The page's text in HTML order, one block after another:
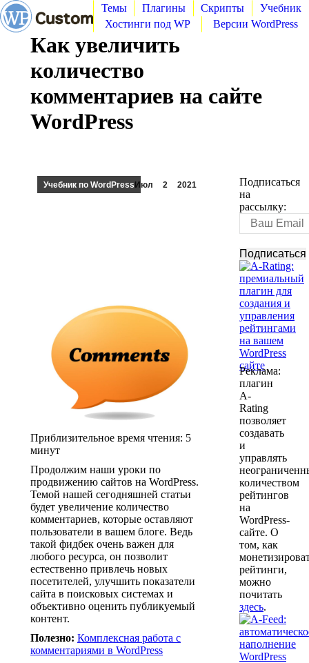
Темы Плагины Скрипты
Учебник
Хостинги под WP
Версии WordPress
Как увеличить
количество
комментариев на сайте
WordPress
Июл 2 2021
Учебник по WordPress
Приблизительное время чтения: 5
минут
Продолжим наши уроки по
продвижению сайтов на WordPress.
Темой нашей сегодняшней статьи
будет увеличение количество
комментариев, которые оставляют
пользователи в вашем блоге. Ведь
такой фидбек очень важен для
любого ресурса, он позволит
естественно привлечь новых
посетителей, улучшить показатели
сайта в поисковых системах и
объективно оценить публикуемый
контент.
Полезно: Комплексная работа с
комментариями в WordPress
Подписаться
на
рассылку:
Реклама:
плагин
A-
Rating
позволяет
создавать
и
управлять
количеством
рейтингов
на
WordPress-
сайте. О
том, как
рейтинги,
можно
почитать
здесь.